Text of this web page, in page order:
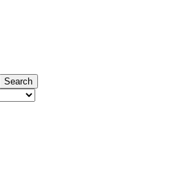
Search